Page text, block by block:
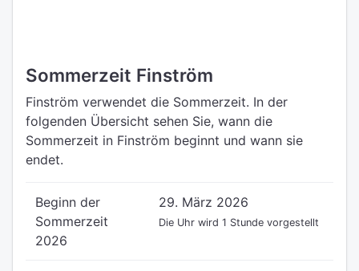
Sommerzeit Finström
Finström verwendet die Sommerzeit. In der
folgenden Übersicht sehen Sie, wann die
Sommerzeit in Finström beginnt und wann sie
endet.
Beginn der
Sommerzeit
2026
29. März 2026
Die Uhr wird 1 Stunde vorgestellt